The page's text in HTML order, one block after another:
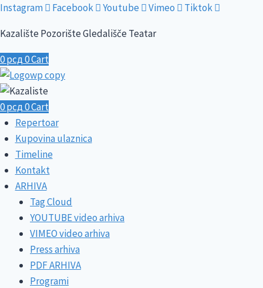
Skip
content
Instagram Facebook Youtube Vimeo
Tiktok
Kazalište Pozorište Gledališče Teatar
0рсд0Cart
0рсд0Cart
Repertoar
Kupovina ulaznica
Timeline
Kontakt
ARHIVA
Tag Cloud
YOUTUBE video arhiva
VIMEO video arhiva
Press arhiva
PDF ARHIVA
Programi